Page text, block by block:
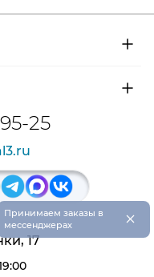
25
17
Принимаем заказы в
мессенджерах
×